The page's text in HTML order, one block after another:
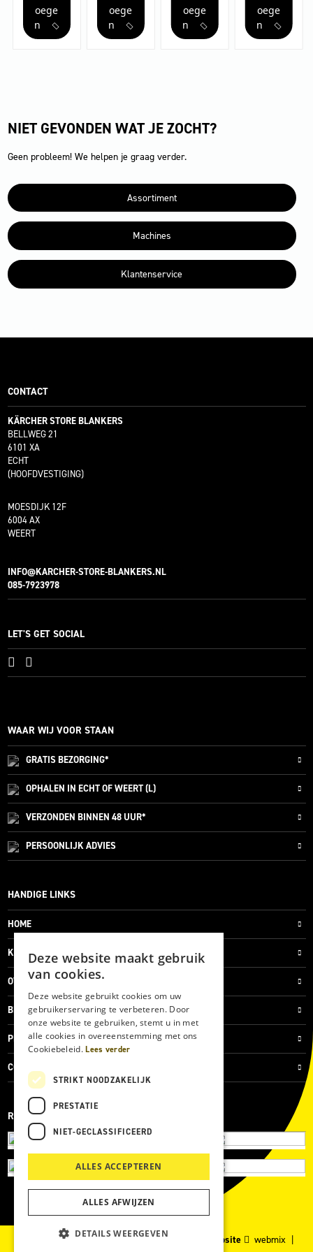
van
glasvezel
oege
n
90
mm
oege
n
aantal
oege
n
oege
n
NIET GEVONDEN WAT JE ZOCHT?
Geen probleem! We helpen je graag verder.
Assortiment
Machines
Klantenservice
CONTACT
KÄRCHER STORE BLANKERS
BELLWEG 21
6101 XA
ECHT
(HOOFDVESTIGING)
MOESDIJK 12F
6004 AX
WEERT
INFO@KARCHER-STORE-BLANKERS.NL
085-7923978
LET'S GET SOCIAL
WAAR WIJ VOOR STAAN
GRATISBEZORGING*
OPHALEN IN ECHT OF WEERT (L)
VERZONDEN BINNEN 48 UUR*
PERSOONLIJKADVIES
HANDIGE LINKS
HOME
KLANTENSERVICE
OVER ONS
BLOG
PRIVACYVERKLARING
COOKIES
REVIEWMERK
© 2026 Kärcher Store Blankers |Maatwerk website webmix |
Deze website maakt gebruik
van cookies.
Deze website gebruikt cookies om uw
gebruikerservaring te verbeteren. Door
onze website te gebruiken, stemt u in met
alle cookies in overeenstemming met ons
Cookiebeleid.Lees verder
STRIKT NOODZAKELIJK
PRESTATIE
NIET-GECLASSIFICEERD
ALLES ACCEPTEREN
ALLES AFWIJZEN
DETAILS WEERGEVEN